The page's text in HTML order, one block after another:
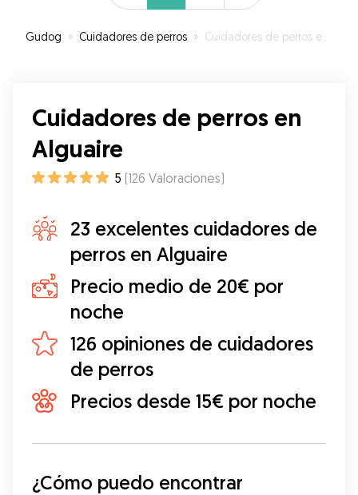
Gudog » Cuidadores de perros » Cuidadores de perros en Alguaire
Cuidadores de perros en
Alguaire
5 (126 Valoraciones)
23 excelentes cuidadores de
perros en Alguaire
Precio medio de 20€ por
noche
126 opiniones de cuidadores
de perros
Precios desde 15€ por noche
¿Cómo puedo encontrar